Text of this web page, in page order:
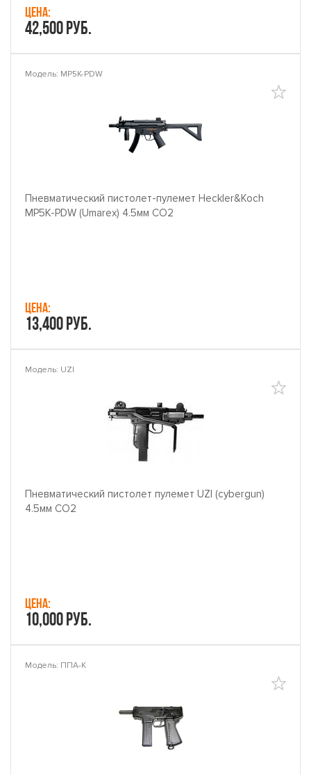
Цена:
42,500 руб.
Модель: MP5K-PDW
Пневматический пистолет-пулемет Heckler&Koch
MP5K-PDW (Umarex) 4.5мм CO2
Цена:
13,400 руб.
Модель: UZI
Пневматический пистолет пулемет UZI (cybergun)
4.5мм CO2
Цена:
10,000 руб.
Модель: ППА-К